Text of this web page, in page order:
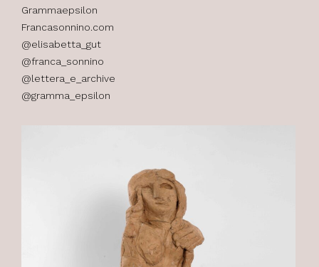
Grammaepsilon
Francasonnino.com
@elisabetta_gut
@franca_sonnino
@lettera_e_archive
@gramma_epsilon